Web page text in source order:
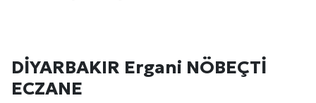
DİYARBAKIR Ergani NÖBEÇTİ
ECZANE